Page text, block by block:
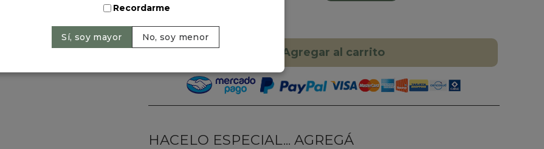
Agregar al carrito
HACELO ESPECIAL... AGREGÁ
Recordarme